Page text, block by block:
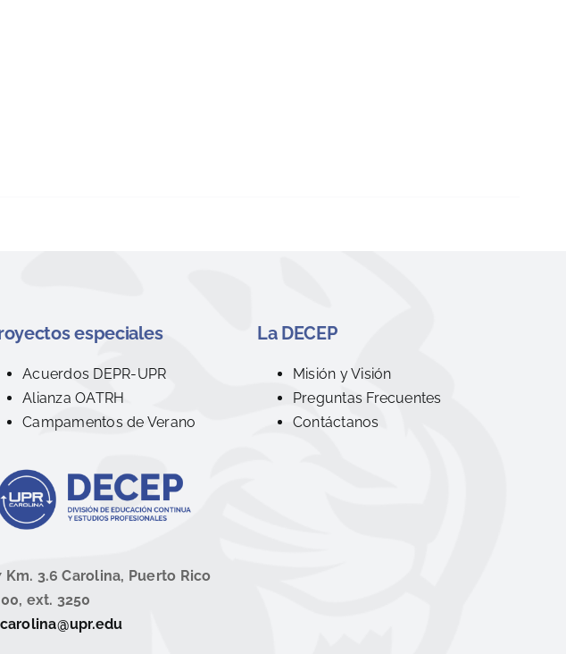
especiales
Acuerdos DEPR-UPR
Alianza OATRH
Campamentos de Verano
La DECEP
Misión y Visión
Preguntas Frecuentes
Contáctanos
3.6 Carolina, Puerto Rico
ext. 3250